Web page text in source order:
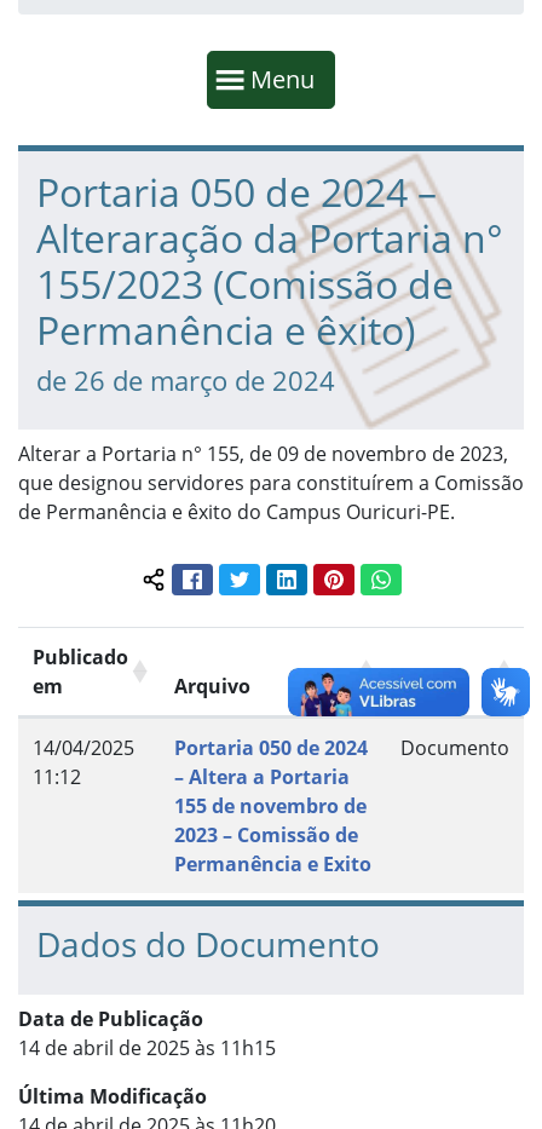
Mostrar
Menu
Fim da navegação
Início do conteúdo
Portaria 050 de 2024 –
Alteraração da Portaria n°
155/2023 (Comissão de
Permanência e êxito)
de 26 de março de 2024
Alterar a Portaria n° 155, de 09 de novembro de 2023,
que designou servidores para constituírem a Comissão
de Permanência e êxito do Campus Ouricuri-PE.
Compartilhar conteúdo:
FacebookTwitterLinkedInPinterestWhatsApp
Publicado
em
Arquivo Grupo
14/04/2025
11:12
Portaria 050 de 2024
– Altera a Portaria
155 de novembro de
2023 – Comissão de
Permanência e Exito
Documento
Dados do Documento
Data de Publicação
14 de abril de 2025 às 11h15
Última Modificação